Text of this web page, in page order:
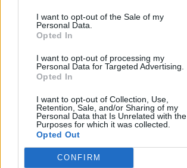
I want to opt-out of the Sale of my
Personal Data.
Opted In
I want to opt-out of processing my
Personal Data for Targeted Advertising.
Opted In
I want to opt-out of Collection, Use,
Retention, Sale, and/or Sharing of my
Personal Data that Is Unrelated with the
Purposes for which it was collected.
Opted Out
CONFIRM
VISUALIZZA TUTTO